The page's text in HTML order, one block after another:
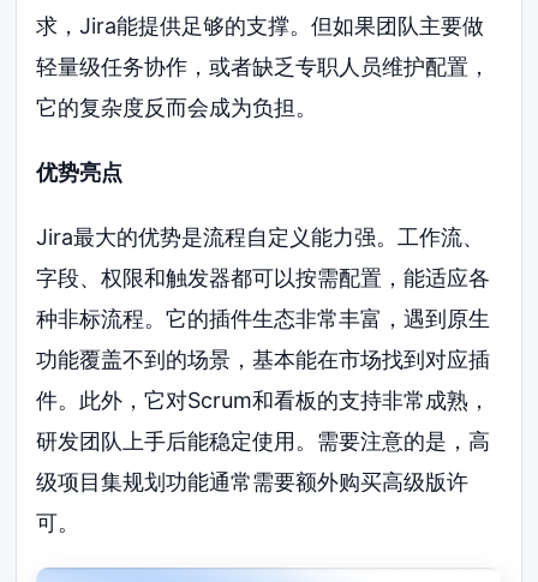
求，Jira能提供足够的支撑。但如果团队主要做
轻量级任务协作，或者缺乏专职人员维护配置，
它的复杂度反而会成为负担。
优势亮点
Jira最大的优势是流程自定义能力强。工作流、
字段、权限和触发器都可以按需配置，能适应各
种非标流程。它的插件生态非常丰富，遇到原生
功能覆盖不到的场景，基本能在市场找到对应插
件。此外，它对Scrum和看板的支持非常成熟，
研发团队上手后能稳定使用。需要注意的是，高
级项目集规划功能通常需要额外购买高级版许
可。